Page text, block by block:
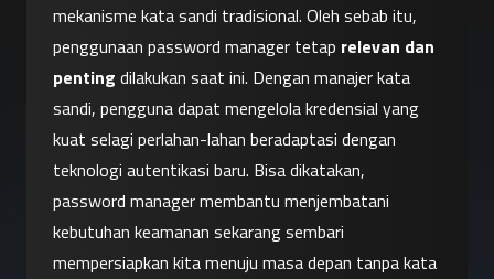
mekanisme kata sandi tradisional. Oleh sebab itu,
penggunaan password manager tetap relevan dan
penting dilakukan saat ini. Dengan manajer kata
sandi, pengguna dapat mengelola kredensial yang
kuat selagi perlahan-lahan beradaptasi dengan
teknologi autentikasi baru. Bisa dikatakan,
password manager membantu menjembatani
kebutuhan keamanan sekarang sembari
mempersiapkan kita menuju masa depan tanpa kata